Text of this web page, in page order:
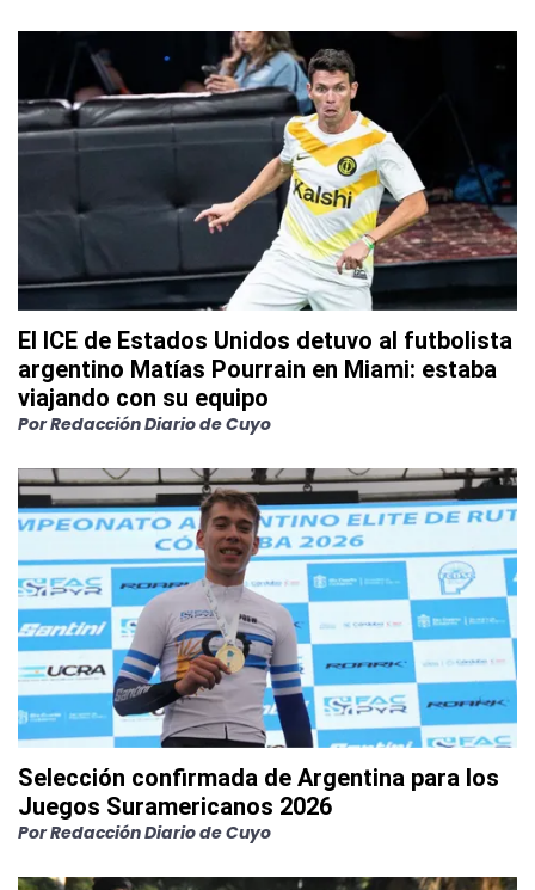
El ICE de Estados Unidos detuvo al futbolista
argentino Matías Pourrain en Miami: estaba
viajando con su equipo
PorRedacción Diario de Cuyo
Selección confirmada de Argentina para los
Juegos Suramericanos 2026
PorRedacción Diario de Cuyo